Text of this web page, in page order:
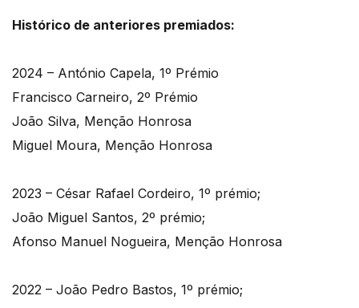
Histórico de anteriores premiados:
2024 – António Capela, 1º Prémio
Francisco Carneiro, 2º Prémio
João Silva, Menção Honrosa
Miguel Moura, Menção Honrosa
2023 – César Rafael Cordeiro, 1º prémio;
João Miguel Santos, 2º prémio;
Afonso Manuel Nogueira, Menção Honrosa
2022 – João Pedro Bastos, 1º prémio;